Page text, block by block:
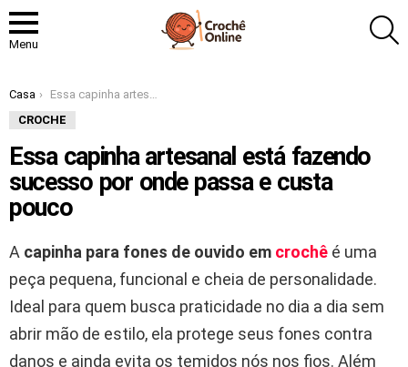
Menu
Você está aqui:
Casa
Essa capinha artesanal está fazendo sucesso por onde passa e custa pouco
CROCHE
Essa capinha artesanal está fazendo
sucesso por onde passa e custa
pouco
A capinha para fones de ouvido em crochê é uma
peça pequena, funcional e cheia de personalidade.
Ideal para quem busca praticidade no dia a dia sem
abrir mão de estilo, ela protege seus fones contra
danos e ainda evita os temidos nós nos fios. Além